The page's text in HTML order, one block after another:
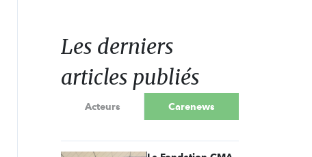
Les derniers
articles publiés
Acteurs Carenews